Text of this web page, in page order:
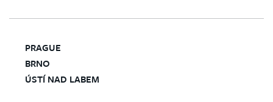
PRAGUE
BRNO
ÚSTÍ NAD LABEM